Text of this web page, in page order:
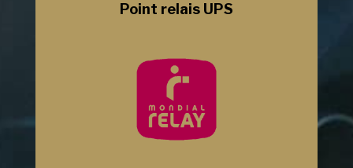
Point relais UPS